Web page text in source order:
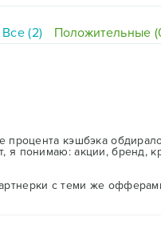
Все (2) Положительные
процента кэшбэка
я понимаю: акции, бренд,
с теми же